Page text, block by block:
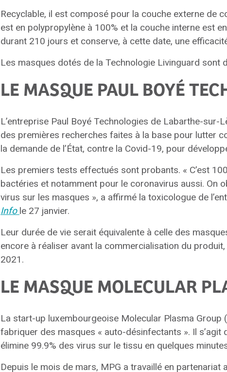
Recyclable, il est composé pour la couche externe de
est en polypropylène à 100% et la couche interne est
durant 210 jours et conserve, à cette date, une
Les masques dotés de la Technologie Livinguard sont
LE MASQUE PAUL BOYÉ
L’entreprise Paul Boyé Technologies de Labarthe-sur-
des premières recherches faites à la base pour lutter
la demande de l’État, contre la Covid-19, pour
Les premiers tests effectués sont probants. « C’est
bactéries et notamment pour le coronavirus aussi. On
virus sur les masques », a affirmé la toxicologue de
Info le 27 janvier.
Leur durée de vie serait équivalente à celle des
encore à réaliser avant la commercialisation du
2021.
LE MASQUE MOLECULAR
La start-up luxembourgeoise Molecular Plasma
fabriquer des masques « auto-désinfectants ». Il s’agit
élimine 99.9% des virus sur le tissu en quelques
Depuis le mois de mars, MPG a travaillé en